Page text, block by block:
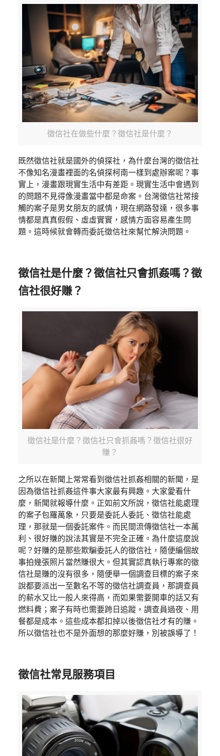
徵信社在做些什麼？徵信社是什麼？
既然徵信社就是國外的偵探社，為什麼台灣的徵信社
不像知名漫畫裡面的名偵探柯南一樣到處辦案呢？事
實上，漫畫跟現實生活中有差距。現實生活中會遇到
的問題不見得像漫畫當中都是命案。台灣徵信社常接
觸的案子是男女朋友的感情，現在網路發達，很多事
情都是真真假假、虛虛實實，感情方面容易產生問
題。這時候就會轉而委託徵信社來幫忙解決問題。
徵信社是什麼？徵信社只會抓姦嗎？徵
信社很好賺？
徵信社是什麼？徵信社只會抓姦嗎？徵信社很好
賺？
之所以在新聞上常常看到徵信社抓姦相關的新聞，是
因為徵信社抓姦這件事大家最有興趣。大家愛看什
麼，新聞就報導什麼。正如前文所說，徵信社能處理
的案子包羅萬象，只要是委託人委託、徵信社能處
理，那就是一個委託案件。而民間流傳徵信社一本萬
利、很好賺的說法其實是不完全正確。為什麼這麼說
呢？好賺的是那些欺騙委託人的徵信社，隨便編個故
事拍幾張照片當然賺很大。但其實認真執行專案的徵
信社是賺的沒有很多，隨便舉一個調查目標的案子來
說都要派出一至數名不等的徵信社調查員，那調查員
的薪水又比一般人來得高，而如果需要開車的話又有
燃料費；案子有時也需要跨日追蹤，調查員過夜、用
餐都是成本。這些成本都扣掉以後徵信社才有的賺。
所以徵信社也不是外面想的那麼好賺，別被誤導了！
徵信社常見服務項目